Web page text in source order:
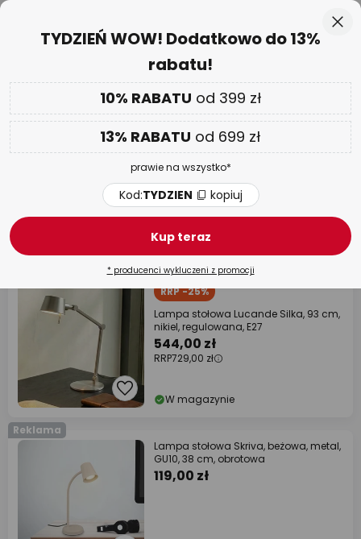
Przejdź
DODATKOWOnawet do 13% RABATU!
Kod:TYDZIEN kopiuj
TYDZIEŃ WOW| do -70%
Lampki biurkowe w stylu
nowoczesnym
317 artykułów
RRP -25%
Lampa stołowa Lucande Silka, 93 cm,
nikiel, regulowana, E27
544,00 zł
RRP729,00 zł
W magazynie
Reklama
Lampa stołowa Skriva, beżowa, metal,
GU10, 38 cm, obrotowa
119,00 zł
TYDZIEŃ WOW! Dodatkowo do 13%
rabatu!
10% RABATU od 399 zł
13% RABATU od 699 zł
prawie na wszystko*
Kod:TYDZIEN kopiuj
Kup teraz
* producenci wykluczeni z promocji